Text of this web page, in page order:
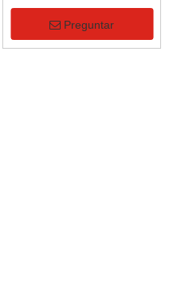
computarizada doble
Preguntar